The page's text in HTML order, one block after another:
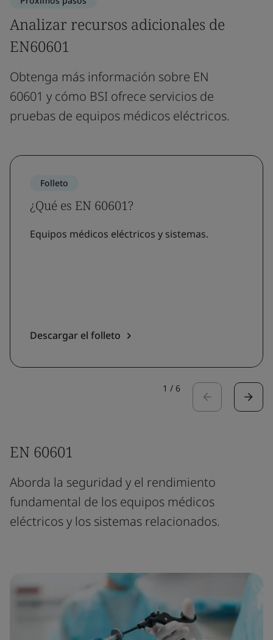
Analizar recursos adicionales de
EN60601
Obtenga más información sobre EN
60601 y cómo BSI ofrece servicios de
pruebas de equipos médicos eléctricos.
Folleto
¿Qué es EN 60601?
Equipos médicos eléctricos y sistemas.
Descargar el folleto
1 / 6
EN 60601
Aborda la seguridad y el rendimiento
fundamental de los equipos médicos
eléctricos y los sistemas relacionados.